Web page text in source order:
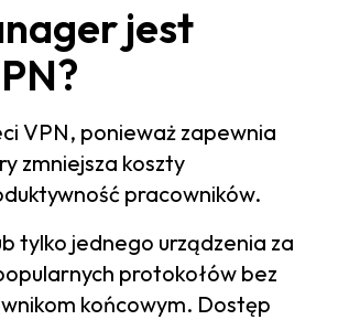
jest
VPN, ponieważ zapewnia
zmniejsza koszty
pracowników.
tylko jednego urządzenia za
protokołów bez
końcowym. Dostęp